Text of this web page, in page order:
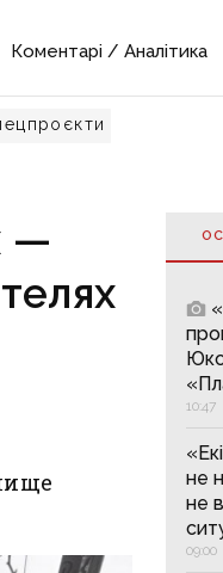
Коментарі / Аналітика
—
10:47
не
не
09:00